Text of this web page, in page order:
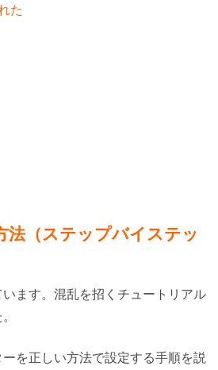
た
法（ステップバイステッ
ます。混乱を招くチュートリアル
を正しい方法で設定する手順を説